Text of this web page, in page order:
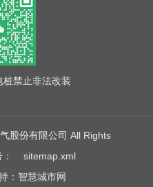
桩禁止非法改装
股份有限公司 All Rights
sitemap.xml
： 智慧城市网